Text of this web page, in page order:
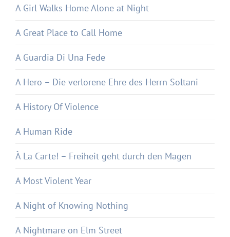
A Girl Walks Home Alone at Night
A Great Place to Call Home
A Guardia Di Una Fede
A Hero – Die verlorene Ehre des Herrn Soltani
A History Of Violence
A Human Ride
À La Carte! – Freiheit geht durch den Magen
A Most Violent Year
A Night of Knowing Nothing
A Nightmare on Elm Street